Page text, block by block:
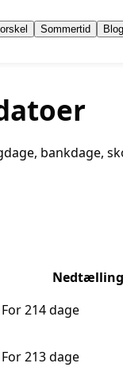
Sommertid Blog
bankdage,
Nedtælling
For 214 dage
For 213 dage